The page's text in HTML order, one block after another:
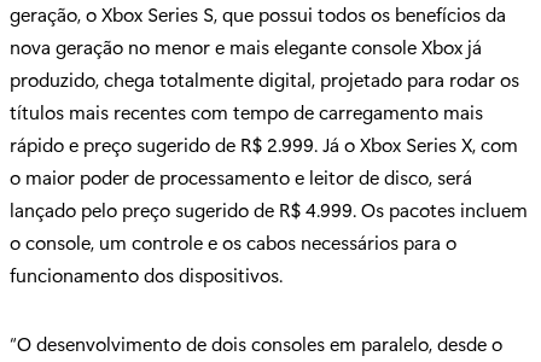
geração, o Xbox Series S, que possui todos os benefícios da
nova geração no menor e mais elegante console Xbox já
produzido, chega totalmente digital, projetado para rodar os
títulos mais recentes com tempo de carregamento mais
rápido e preço sugerido de R$ 2.999. Já o Xbox Series X, com
o maior poder de processamento e leitor de disco, será
lançado pelo preço sugerido de R$ 4.999. Os pacotes incluem
o console, um controle e os cabos necessários para o
funcionamento dos dispositivos.
“O desenvolvimento de dois consoles em paralelo, desde o